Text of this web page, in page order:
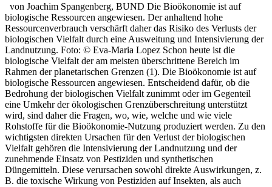
von Joachim Spangenberg, BUND Die Bioökonomie ist auf
biologische Ressourcen angewiesen. Der anhaltend hohe
Ressourcenverbrauch verschärft daher das Risiko des Verlusts der
biologischen Vielfalt durch eine Ausweitung und Intensivierung der
Landnutzung. Foto: © Eva-Maria Lopez Schon heute ist die
biologische Vielfalt der am meisten überschrittene Bereich im
Rahmen der planetarischen Grenzen (1). Die Bioökonomie ist auf
biologische Ressourcen angewiesen. Entscheidend dafür, ob die
Bedrohung der biologischen Vielfalt zunimmt oder im Gegenteil
eine Umkehr der ökologischen Grenzüberschreitung unterstützt
wird, sind daher die Fragen, wo, wie, welche und wie viele
Rohstoffe für die Bioökonomie-Nutzung produziert werden. Zu den
wichtigsten direkten Ursachen für den Verlust der biologischen
Vielfalt gehören die Intensivierung der Landnutzung und der
zunehmende Einsatz von Pestiziden und synthetischen
Düngemitteln. Diese verursachen sowohl direkte Auswirkungen, z.
B. die toxische Wirkung von Pestiziden auf Insekten, als auch